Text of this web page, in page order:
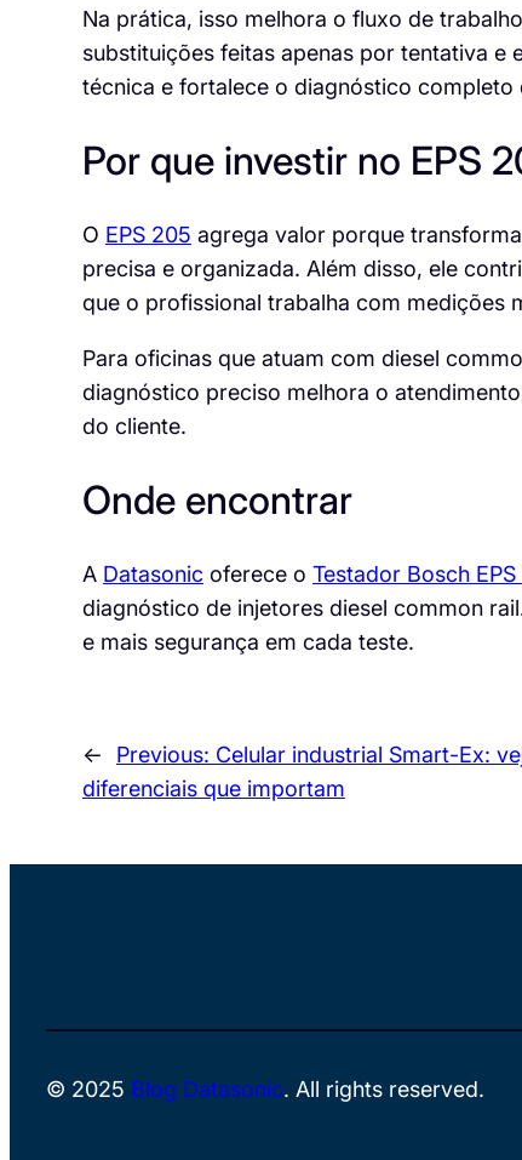
Na prática, isso melhora o fluxo de
substituições feitas apenas por tentativa e
técnica e fortalece o diagnóstico completo
Por que investir no EPS
O EPS 205 agrega valor porque
precisa e organizada. Além disso, ele
que o profissional trabalha com medições
Para oficinas que atuam com diesel
diagnóstico preciso melhora o
do cliente.
Onde encontrar
A Datasonicoferece o Testador Bosch
diagnóstico de injetores diesel common
e mais segurança em cada teste.
← Previous: Celular industrial Smart-Ex:
diferenciais que importam
© 2025 Blog Datasonic. All rights reserved.